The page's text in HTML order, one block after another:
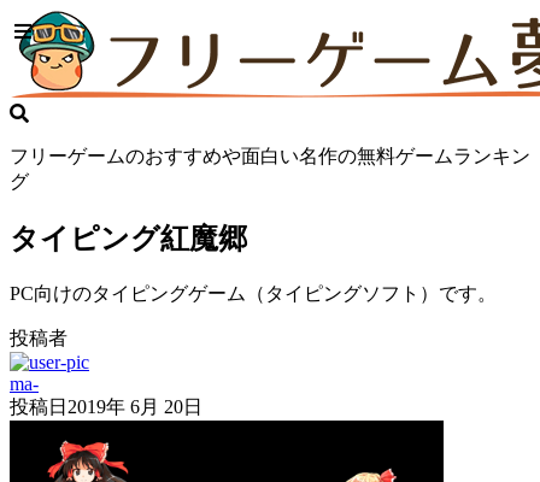
フリーゲームのおすすめや面白い名作の無料ゲームランキン
グ
タイピング紅魔郷
PC向けのタイピングゲーム（タイピングソフト）です。
投稿者
ma-
投稿日 2019年 6月 20日